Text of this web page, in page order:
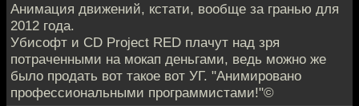
Анимация движений, кстати, вообще за гранью для
2012 года.
Убисофт и CD Project RED плачут над зря
потраченными на мокап деньгами, ведь можно же
было продать вот такое вот УГ. "Анимировано
профессиональными программистами!"©